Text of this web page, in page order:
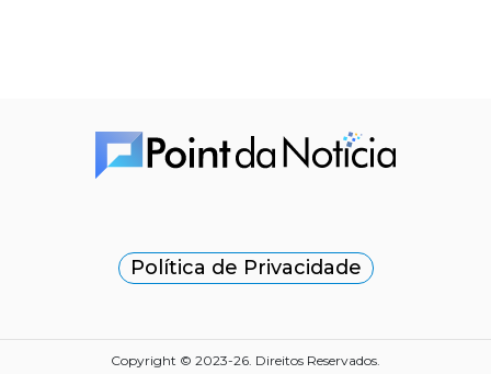
Política de Privacidade
Copyright © 2023-26. Direitos Reservados.